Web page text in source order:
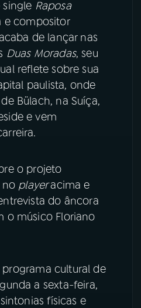
Facebook
X
single Raposa
e compositor
de lançar nas
Duas Moradas, seu
reflete sobre sua
paulista, onde
Bülach, na Suíça,
e vem
o projeto
playeracima e
do âncora
o músico Floriano
programa cultural de
a sexta-feira,
físicas e